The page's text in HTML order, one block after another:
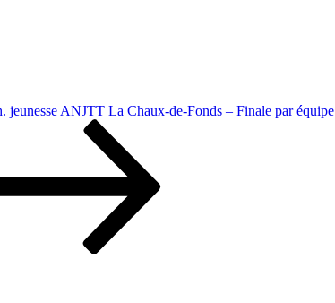
jeunesse ANJTT La Chaux-de-Fonds – Finale par équipe